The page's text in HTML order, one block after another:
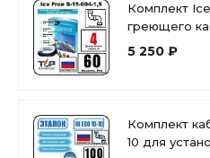
Комплект
греющего
внутри трубы
5 250 ₽
Комплект
10 для